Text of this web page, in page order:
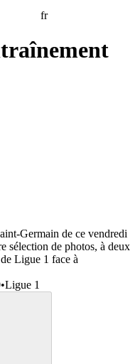
fr
Germain de ce vendredi
sélection de photos, à deux
Ligue 1 face à
•Ligue 1